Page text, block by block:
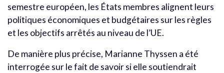
semestre européen, les États membres alignent leurs
politiques économiques et budgétaires sur les règles
et les objectifs arrêtés au niveau de l’UE.
De manière plus précise, Marianne Thyssen a été
interrogée sur le fait de savoir si elle soutiendrait